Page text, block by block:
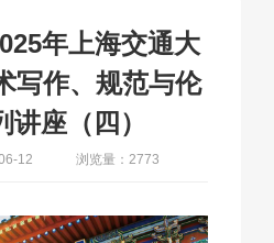
年上海交通大
写作、规范与伦
讲座（四）
12 浏览量：2773